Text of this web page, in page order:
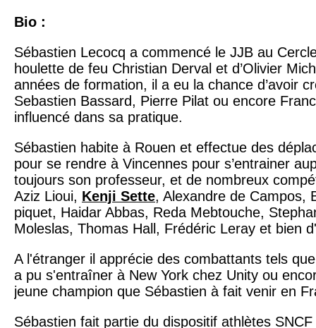
Bio :
Sébastien Lecocq a commencé le JJB au
houlette de feu Christian Derval et d’Olivier
années de formation, il a eu la chance d’avoir
Sebastien Bassard, Pierre Pilat ou encore
influencé dans sa pratique.
Sébastien habite à Rouen et effectue des
pour se rendre à Vincennes pour s’entrainer
toujours son professeur, et de nombreux
Aziz Lioui, Kenji Sette, Alexandre de Campos,
piquet, Haidar Abbas, Reda Mebtouche,
Moleslas, Thomas Hall, Frédéric Leray et bien
A l'étranger il apprécie des combattants tels
a pu s'entraîner à New York chez Unity ou
jeune champion que Sébastien à fait venir en
Sébastien fait partie du dispositif athlètes